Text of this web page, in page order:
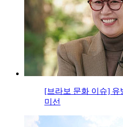
[브라보 문화 이슈] 유
미선